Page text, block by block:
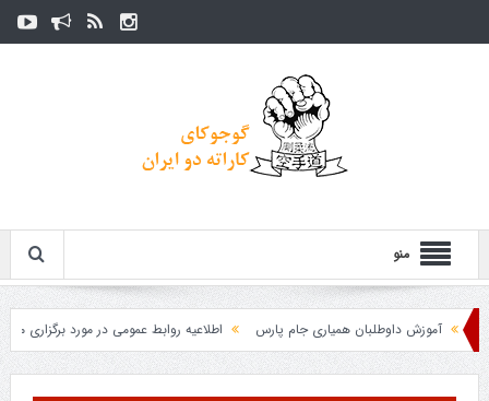
منو
آموزش داوطلبان همیاری جام پارس اطلاعیه روابط عمومی در مورد برگزاری مسابقات